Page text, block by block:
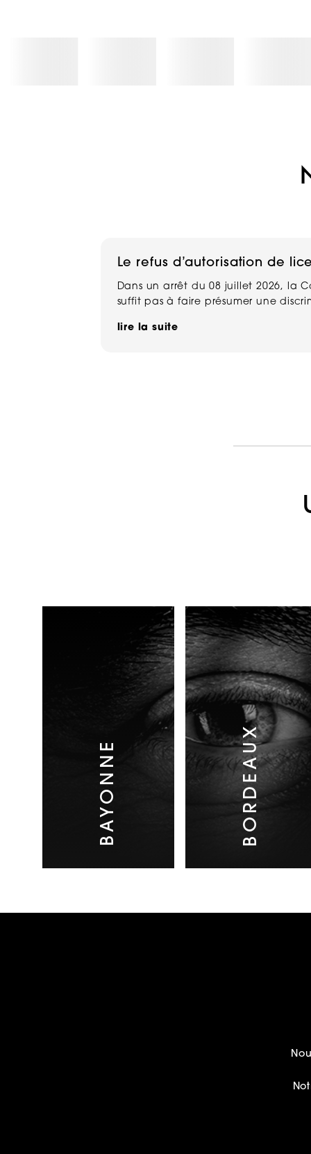
Le refus d’autorisation de
Dans un arrêt du 08 juillet 2026, la
suffit pas à faire présumer une
lire la suite
BAYONNE BORDEAUX